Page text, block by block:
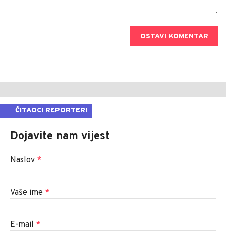
OSTAVI KOMENTAR
ČITAOCI REPORTERI
Dojavite nam vijest
Naslov *
Vaše ime *
E-mail *